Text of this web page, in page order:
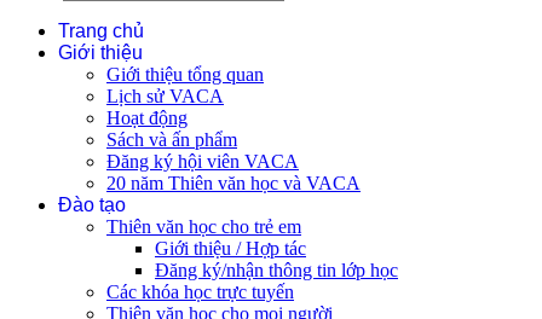
Trang chủ
Giới thiệu
Giới thiệu tổng quan
Lịch sử VACA
Hoạt động
Sách và ấn phẩm
Đăng ký hội viên VACA
20 năm Thiên văn học và VACA
Đào tạo
Thiên văn học cho trẻ em
Giới thiệu / Hợp tác
Đăng ký/nhận thông tin lớp học
Các khóa học trực tuyến
Thiên văn học cho mọi người